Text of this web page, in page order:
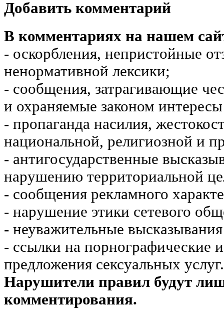
Добавить комментарий
В комментариях на нашем
- оскорбления, непристойные
ненормативной лексики;
- сообщения, затрагивающие
и охраняемые законом
- пропаганда насилия,
национальной, религиозной и
- антигосударственные
нарушению территориальной
- сообщения рекламного
- нарушение этики сетевого
- неуважительные
- ссылки на порнографические
предложения сексуальных услуг.
Нарушители правил будут
комментирования.